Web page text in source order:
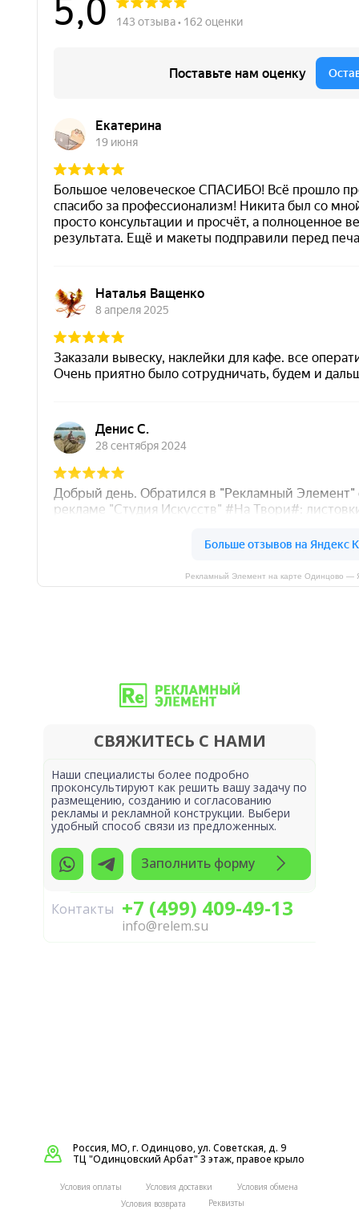
Рекламный Элемент на карте Одинцово —
СВЯЖИТЕСЬ С НАМИ
Контакты
Наши специалисты более подробно
проконсультируют как решить вашу задачу по
размещению, созданию и согласованию
рекламы и рекламной конструкции. Выбери
удобный способ связи из предложенных.
+7 (499) 409-49-13
info@relem.su
Россия, МО, г. Одинцово, ул. Советская, д. 9
ТЦ "Одинцовский Арбат" 3 этаж, правое крыло
Заполнить форму
Условия доставки Условия обмена
Условия оплаты
Реквизты
Условия возврата